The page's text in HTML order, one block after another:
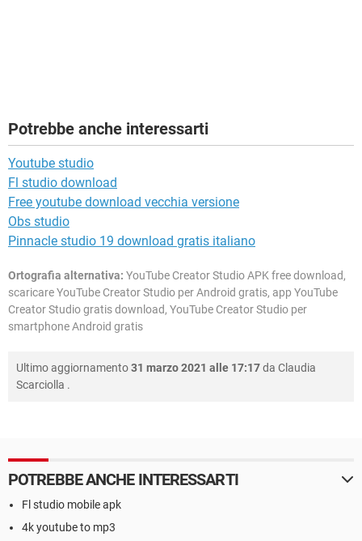
Potrebbe anche interessarti
Youtube studio
Fl studio download
Free youtube download vecchia versione
Obs studio
Pinnacle studio 19 download gratis italiano
Ortografia alternativa: YouTube Creator Studio APK free download,
scaricare YouTube Creator Studio per Android gratis, app YouTube
Creator Studio gratis download, YouTube Creator Studio per
smartphone Android gratis
Ultimo aggiornamento31 marzo 2021 alle 17:17da Claudia
Scarciolla .
POTREBBE ANCHE INTERESSARTI
Fl studio mobile apk
4k youtube to mp3